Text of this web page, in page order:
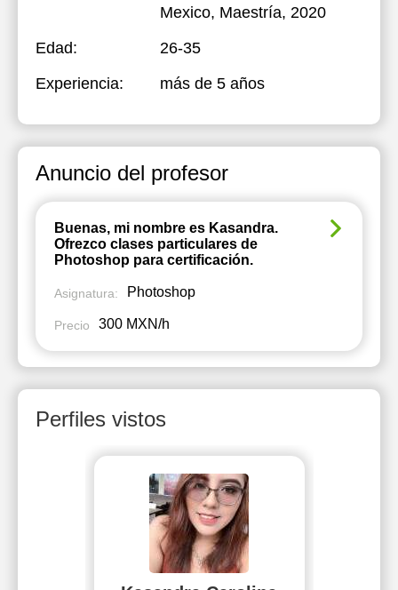
Mexico, Maestría, 2020
Edad:
26-35
Experiencia:
más de 5 años
Anuncio del profesor
Buenas, mi nombre es Kasandra.
Ofrezco clases particulares de
Photoshop para certificación.
Asignatura: Photoshop
Precio 300 MXN/h
Perfiles vistos